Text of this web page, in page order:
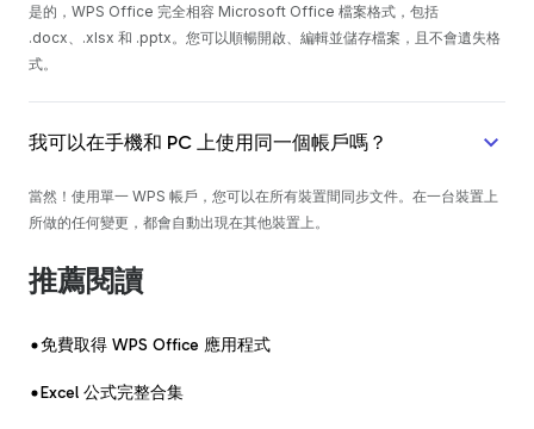
是的，WPS Office 完全相容 Microsoft Office 檔案格式，包括
.docx、.xlsx 和 .pptx。您可以順暢開啟、編輯並儲存檔案，且不會遺失格
式。
我可以在手機和 PC 上使用同一個帳戶嗎？
當然！使用單一 WPS 帳戶，您可以在所有裝置間同步文件。在一台裝置上
所做的任何變更，都會自動出現在其他裝置上。
推薦閱讀
免費取得 WPS Office 應用程式
Excel 公式完整合集